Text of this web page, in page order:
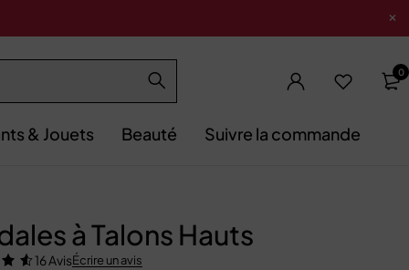
0
& Jouets Beauté Suivre la commande
à Talons Hauts
16 AvisÉcrire un avis